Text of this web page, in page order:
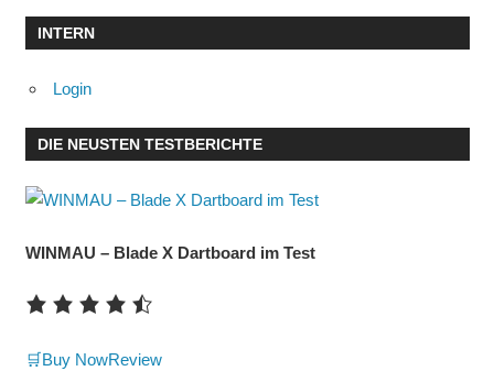
INTERN
Login
DIE NEUSTEN TESTBERICHTE
WINMAU – Blade X Dartboard im Test
🛒Buy NowReview